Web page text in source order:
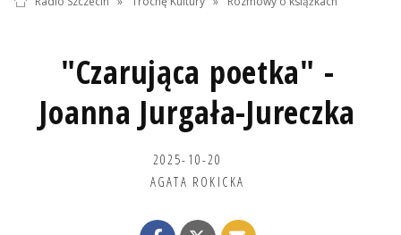
"Czarująca poetka" -
Joanna Jurgała-Jureczka
2025-10-20
AGATA ROKICKA